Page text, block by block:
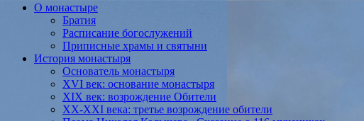
О монастыре
Братия
Расписание богослужений
Приписные храмы и святыни
История монастыря
Основатель монастыря
XVI век: основание монастыря
XIX век: возрождение Обители
XX-XXI века: третье возрождение обители